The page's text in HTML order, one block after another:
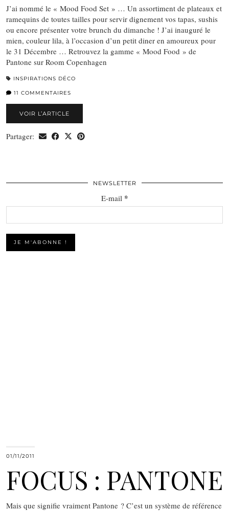
J’ai nommé le « Mood Food Set » … Un assortiment de plateaux et
ramequins de toutes tailles pour servir dignement vos tapas, sushis
ou encore présenter votre brunch du dimanche ! J’ai inauguré le
mien, couleur lila, à l’occasion d’un petit diner en amoureux pour
le 31 Décembre … Retrouvez la gamme « Mood Food » de
Pantone sur Room Copenhagen
INSPIRATIONS DÉCO
11 COMMENTAIRES
VOIR L’ARTICLE
Partager:
NEWSLETTER
E-mail *
01/11/2011
FOCUS : PANTONE
Mais que signifie vraiment Pantone ? C’est un système de référence